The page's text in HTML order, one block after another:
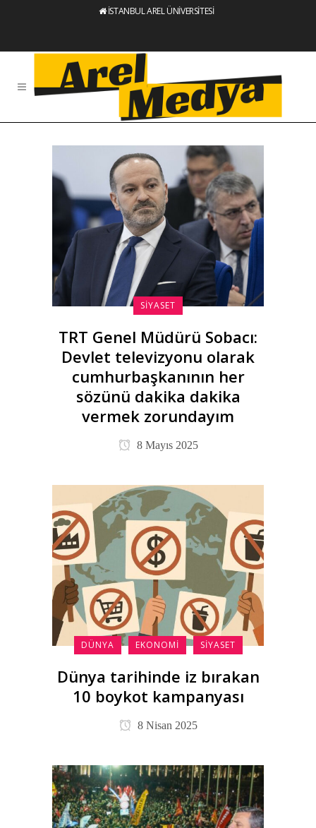
İSTANBUL AREL ÜNİVERSİTESİ
SIYASET
TRT Genel Müdürü Sobacı:
Devlet televizyonu olarak
cumhurbaşkanının her
sözünü dakika dakika
vermek zorundayım
8 Mayıs 2025
DÜNYA EKONOMI SIYASET
Dünya tarihinde iz bırakan
10 boykot kampanyası
8 Nisan 2025